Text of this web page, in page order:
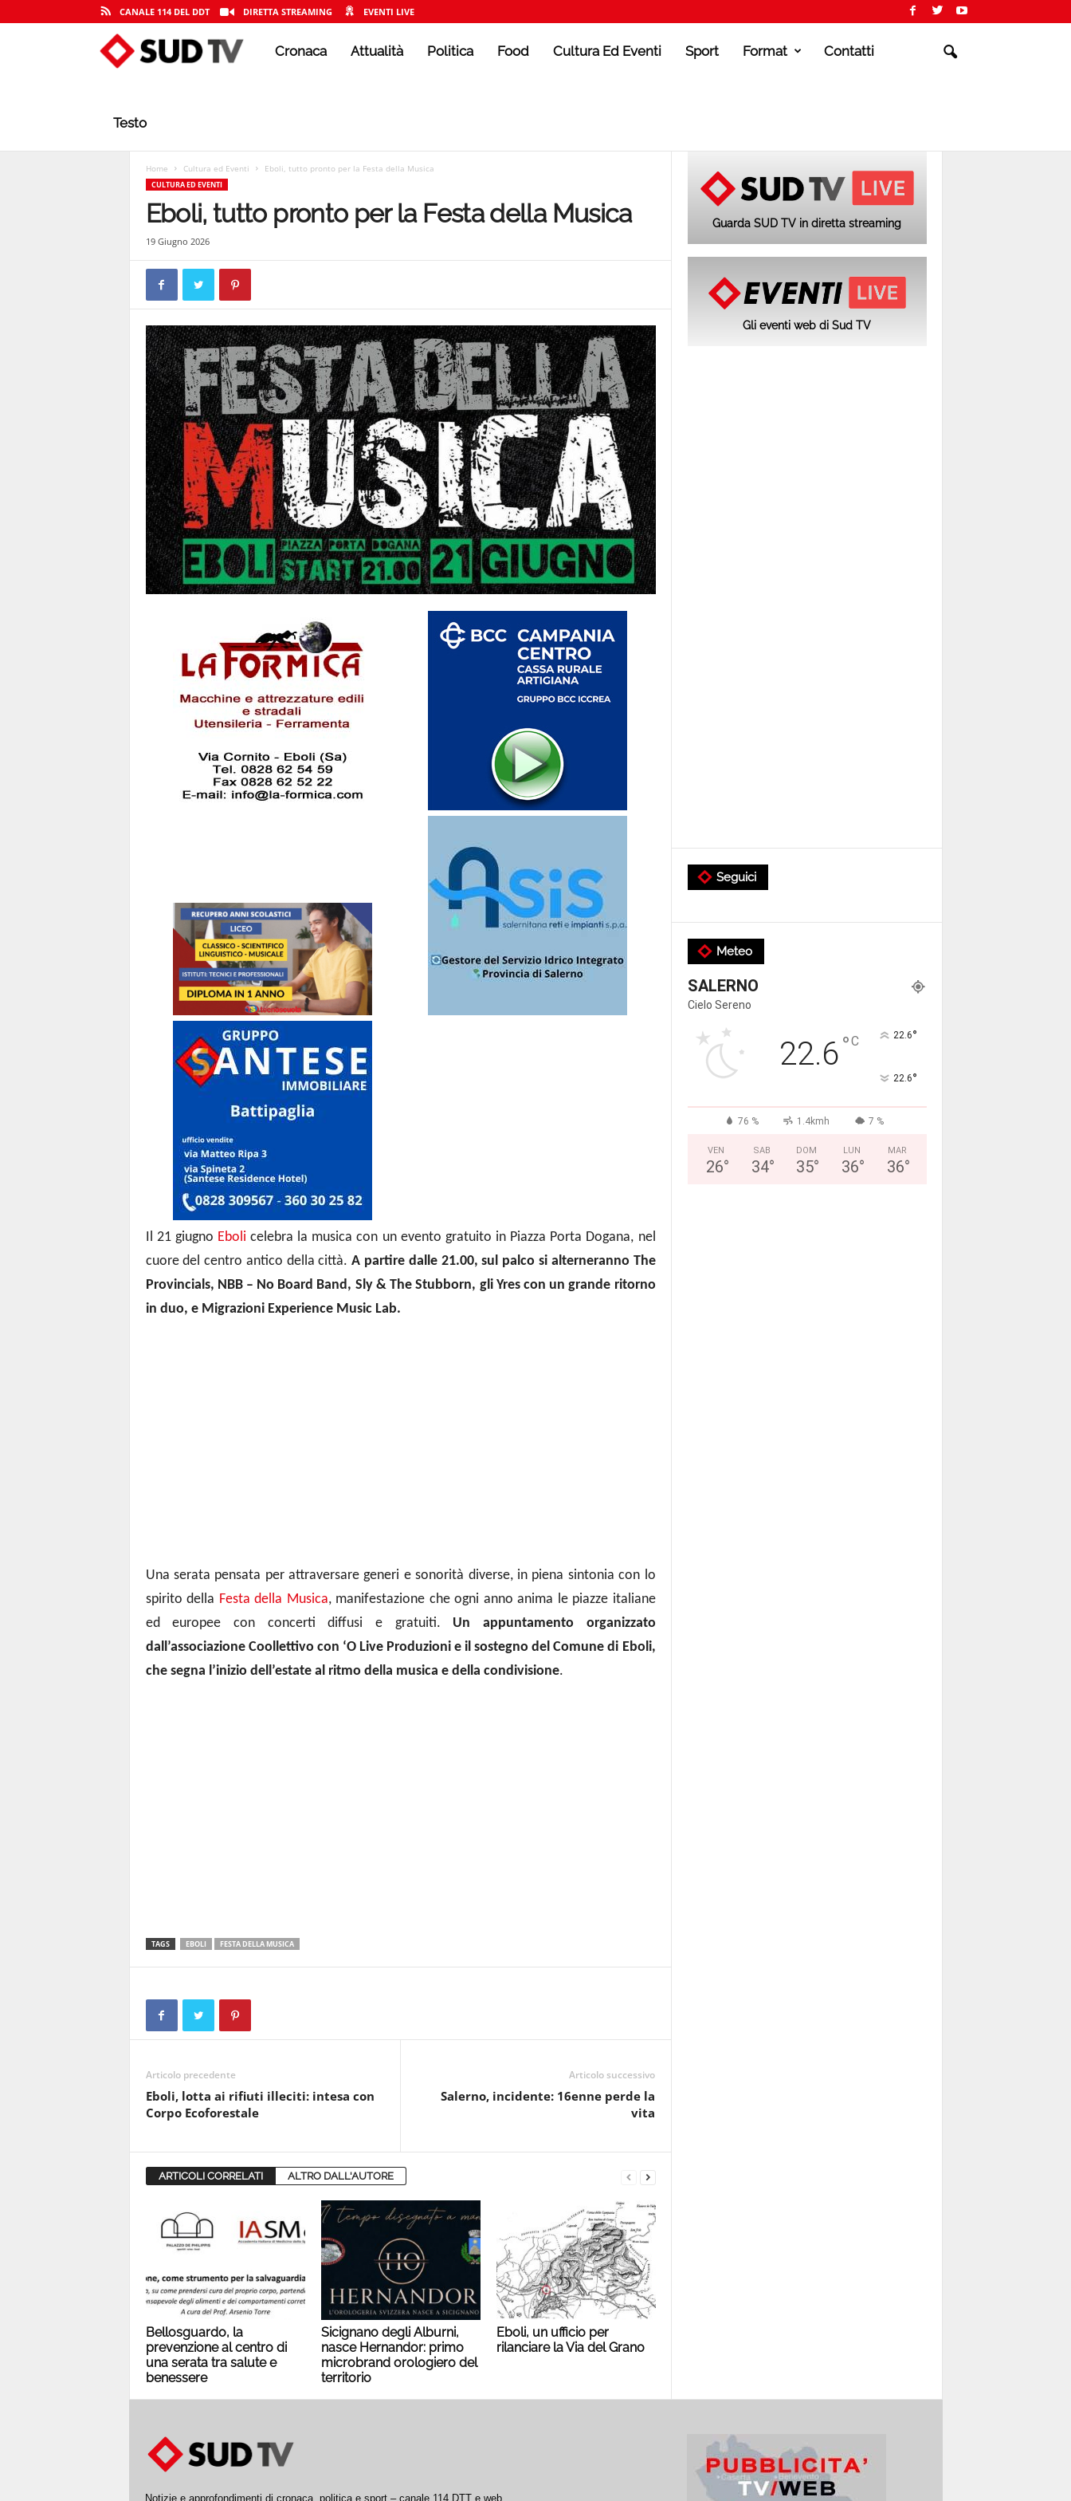
CANALE 114 DEL DDT DIRETTA STREAMING EVENTI LIVE
T
|
1
1
4
Cronaca Attualità Politica Food Cultura Ed Eventi Sport Format Contatti
Testo
Home Cultura ed Eventi Eboli, tutto pronto per la Festa della Musica
CULTURA ED EVENTI
Eboli, tutto pronto per la Festa della Musica
19 Giugno 2026
Il 21 giugno Eboli celebra la musica con un evento gratuito in Piazza Porta Dogana, nel
cuore del centro antico della città. A partire dalle 21.00, sul palco si alterneranno The
Provincials, NBB – No Board Band, Sly & The Stubborn, gli Yres con un grande ritorno
in duo, e Migrazioni Experience Music Lab.
Una serata pensata per attraversare generi e sonorità diverse, in piena sintonia con lo
spirito della Festa della Musica, manifestazione che ogni anno anima le piazze italiane
ed europee con concerti diffusi e gratuiti. Un appuntamento organizzato
dall’associazione Coollettivo con ‘O Live Produzioni e il sostegno del Comune di Eboli,
che segna l’inizio dell’estate al ritmo della musica e della condivisione.
TAGS EBOLI FESTA DELLA MUSICA
Articolo precedente
Eboli, lotta ai rifiuti illeciti: intesa con
Corpo Ecoforestale
Articolo successivo
Salerno, incidente: 16enne perde la
vita
ARTICOLI CORRELATI ALTRO DALL'AUTORE
Bellosguardo, la
prevenzione al centro di
una serata tra salute e
benessere
Sicignano degli Alburni,
nasce Hernandor: primo
microbrand orologiero del
territorio
Eboli, un ufficio per
rilanciare la Via del Grano
Guarda SUD TV in diretta streaming
Gli eventi web di Sud TV
Seguici
Meteo
SALERNO
Cielo Sereno
22.6°C 22.6°
22.6°
76 % 1.4kmh 7 %
VEN
26°
SAB
34°
DOM
35°
LUN
36°
MAR
36°
Notizie e approfondimenti di cronaca, politica e sport – canale 114 DTT e web